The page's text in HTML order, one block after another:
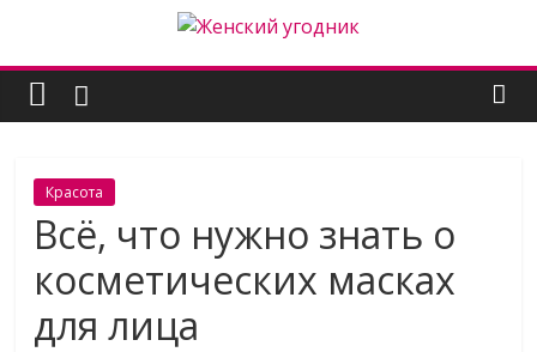
content
Женский
угодник
Блог
полезных
статей
для
женщин
Красота
Всё, что нужно знать о
косметических масках
для лица